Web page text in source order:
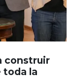
construir
toda la